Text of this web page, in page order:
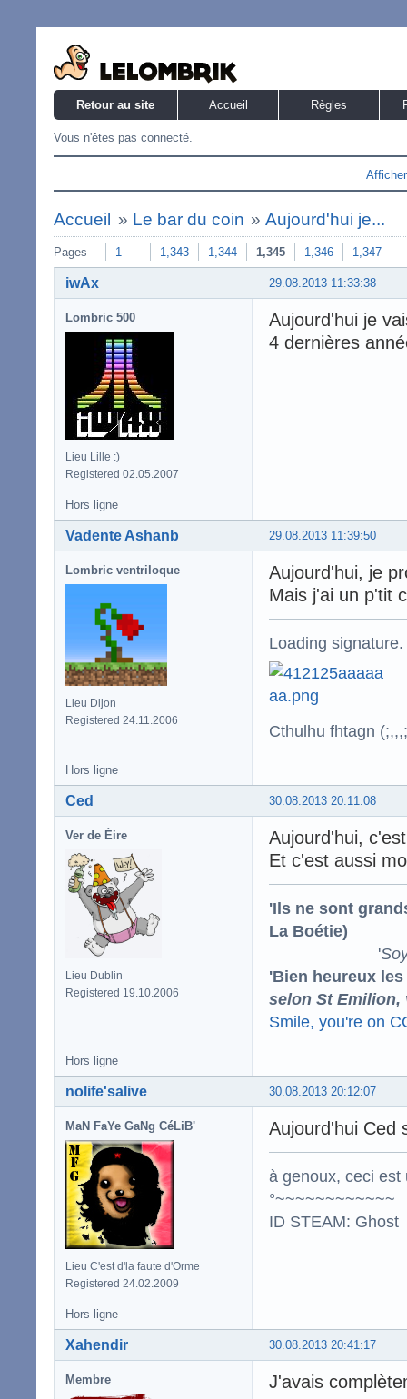
Retour au site Accueil Règles
Vous n'êtes pas connecté.
Accueil » Le bar du coin »Aujourd'hui je...
Pages 1 1,343 1,344 1,345 1,346 1,347
29.08.2013 11:33:38
iwAx
Lombric 500
Lieu Lille :)
Registered 02.05.2007
Aujourd'hui je
4 dernières
Hors ligne
29.08.2013 11:39:50
Vadente Ashanb
Lombric ventriloque
Lieu Dijon
Registered 24.11.2006
Aujourd'hui, je
Mais j'ai un p'tit
Loading signature.
Cthulhu fhtagn
Hors ligne
30.08.2013 20:11:08
Ced
Ver de Éire
Lieu Dublin
Registered 19.10.2006
Aujourd'hui,
Et c'est aussi
'Ils ne sont
La Boétie)
'
'Bien heureux
selon St Emilion,
Smile, you're on
Hors ligne
30.08.2013 20:12:07
nolife'salive
MaN FaYe GaNg CéLiB'
Lieu C'est d'la faute d'Orme
Registered 24.02.2009
Aujourd'hui Ced
à genoux, ceci est
°~~~~~~~~~~~~
ID STEAM: Ghost
Hors ligne
30.08.2013 20:41:17
Xahendir
Membre J'avais